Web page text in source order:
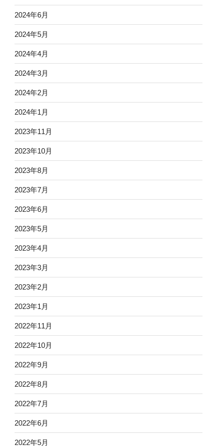
2024年6月
2024年5月
2024年4月
2024年3月
2024年2月
2024年1月
2023年11月
2023年10月
2023年8月
2023年7月
2023年6月
2023年5月
2023年4月
2023年3月
2023年2月
2023年1月
2022年11月
2022年10月
2022年9月
2022年8月
2022年7月
2022年6月
2022年5月